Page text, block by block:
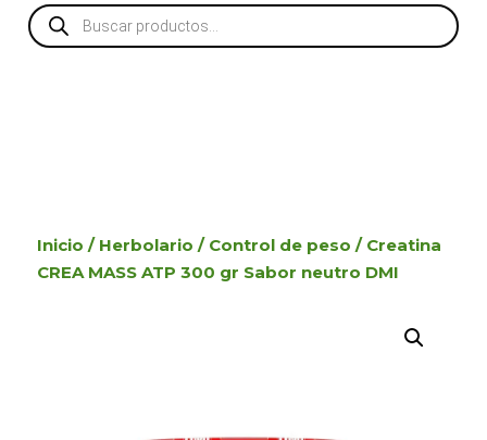
Búsqueda
de
productos
Inicio / Herbolario / Control de peso / Creatina
CREA MASS ATP 300 gr Sabor neutro DMI